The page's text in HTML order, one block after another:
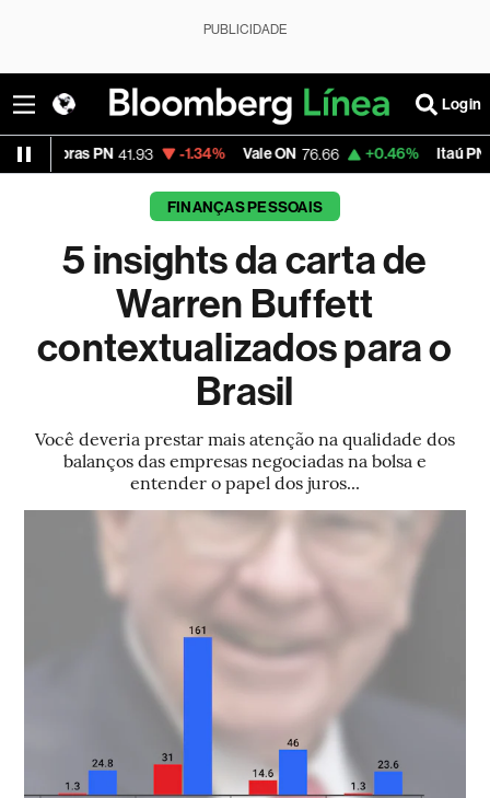
PUBLICIDADE
Login
-1.34% Vale ON 76.66 +0.46% Itaú PN 42.38
FINANÇAS PESSOAIS
5 insights da carta de
Warren Buffett
contextualizados para o
Brasil
Você deveria prestar mais atenção na qualidade dos
balanços das empresas negociadas na bolsa e
entender o papel dos juros...